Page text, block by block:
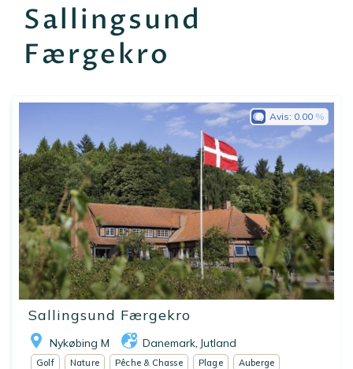
Sallingsund
Færgekro
Sallingsund Færgekro
Nykøbing M Danemark Jutland
Avis: 0.00
Golf Nature Pêche & Chasse Plage
Auberge